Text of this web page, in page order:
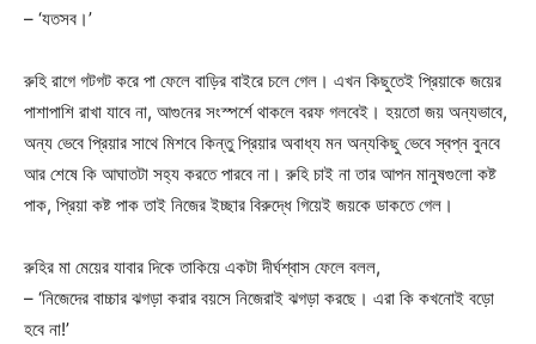
– ‘যতসব।’
রুহি রাগে গটগট করে পা ফেলে বাড়ির বাইরে চলে গেল। এখন কিছুতেই প্রিয়াকে জয়ের
পাশাপাশি রাখা যাবে না, আগুনের সংস্পর্শে থাকলে বরফ গলবেই। হয়তো জয় অন্যভাবে,
অন্য ভেবে প্রিয়ার সাথে মিশবে কিন্তু প্রিয়ার অবাধ্য মন অন্যকিছু ভেবে স্বপ্ন বুনবে
আর শেষে কি আঘাতটা সহ্য করতে পারবে না।‌ রুহি চাই না তার আপন মানুষগুলো কষ্ট
পাক, প্রিয়া কষ্ট পাক তাই নিজের ইচ্ছার বিরুদ্ধে গিয়েই জয়কে ডাকতে গেল।
রুহির মা মেয়ের যাবার দিকে তাকিয়ে একটা দীর্ঘশ্বাস ফেলে বলল,
– ‘নিজেদের বাচ্চার ঝগড়া করার বয়সে নিজেরাই ঝগড়া করছে। এরা কি কখনোই বড়ো
হবে না!’